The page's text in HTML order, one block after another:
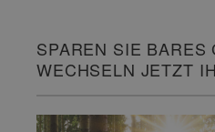
SPAREN SIE BARES
WECHSELN JETZT